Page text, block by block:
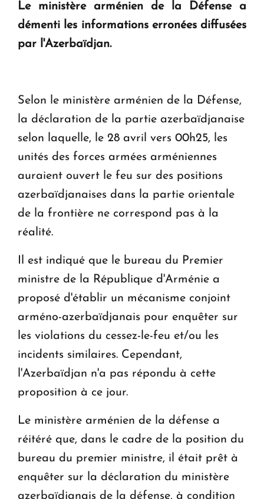
Tamara Stepanyan : « Dès qu’on parle de
guerre, on est tous des perdants »
KASA : 30 ans d'audace, de résilience et d'avenir
en Arménie
Le ministère arménien de la Défense a
démenti les informations erronées diffusées
par l'Azerbaïdjan.
Selon le ministère arménien de la Défense,
la déclaration de la partie azerbaïdjanaise
selon laquelle, le 28 avril vers 00h25, les
unités des forces armées arméniennes
auraient ouvert le feu sur des positions
azerbaïdjanaises dans la partie orientale
de la frontière ne correspond pas à la
réalité.
Il est indiqué que le bureau du Premier
ministre de la République d'Arménie a
proposé d'établir un mécanisme conjoint
arméno-azerbaïdjanais pour enquêter sur
les violations du cessez-le-feu et/ou les
incidents similaires. Cependant,
l'Azerbaïdjan n'a pas répondu à cette
proposition à ce jour.
Le ministère arménien de la défense a
réitéré que, dans le cadre de la position du
bureau du premier ministre, il était prêt à
enquêter sur la déclaration du ministère
azerbaïdjanais de la défense, à condition